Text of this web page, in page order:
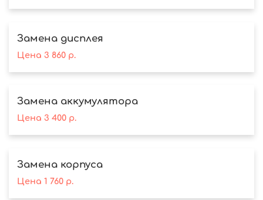
Замена дисплея
Цена 3 860р.
Замена аккумулятора
Цена 3 400р.
Замена корпуса
Цена 1 760р.